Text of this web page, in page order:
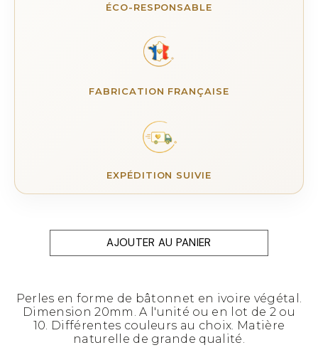
ÉCO-RESPONSABLE
FABRICATION FRANÇAISE
EXPÉDITION SUIVIE
AJOUTER AU PANIER
Perles en forme de bâtonnet en ivoire végétal.
Dimension 20mm. A l'unité ou en lot de 2 ou
10. Différentes couleurs au choix. Matière
naturelle de grande qualité.